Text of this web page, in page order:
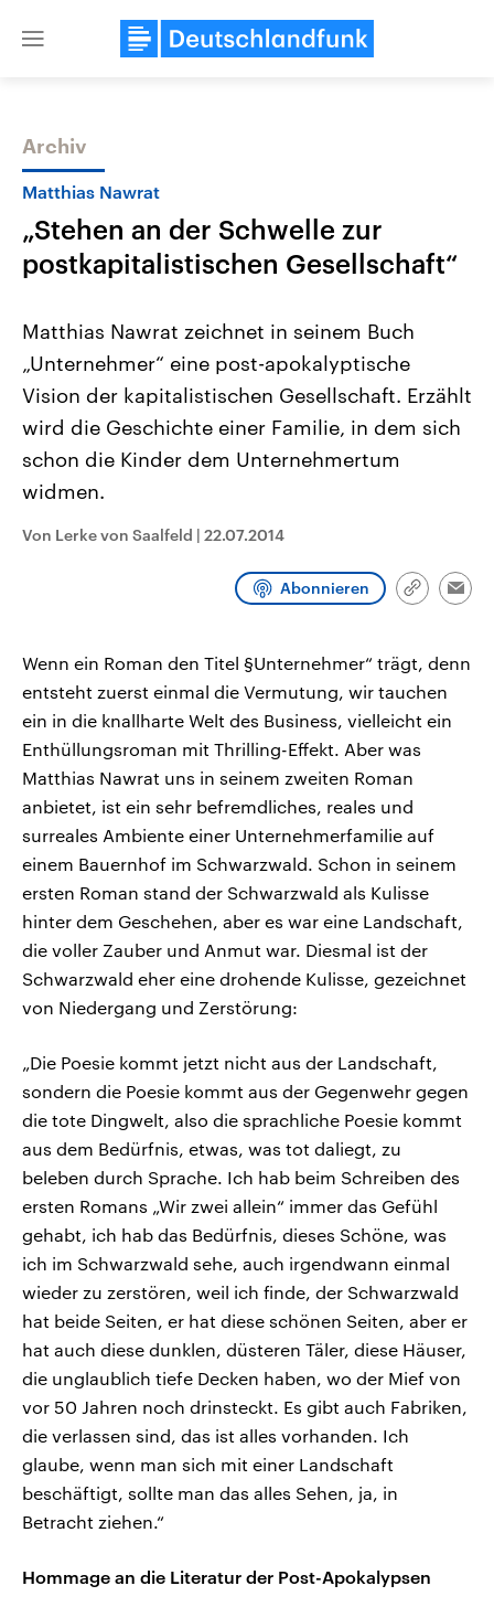
Close
Themen
USA
Aktuelle Beiträge, Analysen und
Hintergründe
Wirtschaftlich und militärisch
gehören die Vereinigten Staaten zu
den mächtigsten Ländern der Erde,
mit großem Einfluss auf das
Nahostkonflikt
Aktuelle Lage und
Der Überfall der
Terrororganisation Hamas
Oktober 2023 auf Israel
Region wieder die Gewalt
Archiv
Matthias Nawrat
„Stehen an der Schwelle zur
postkapitalistischen Gesellschaft“
Matthias Nawrat zeichnet in seinem Buch
„Unternehmer“ eine post-apokalyptische
Vision der kapitalistischen Gesellschaft. Erzählt
wird die Geschichte einer Familie, in dem sich
schon die Kinder dem Unternehmertum
widmen.
Von Lerke von Saalfeld | 22.07.2014
Abonnieren
Link
Wenn ein Roman den Titel §Unternehmer“ trägt, denn
entsteht zuerst einmal die Vermutung, wir tauchen
ein in die knallharte Welt des Business, vielleicht ein
Enthüllungsroman mit Thrilling-Effekt. Aber was
Matthias Nawrat uns in seinem zweiten Roman
anbietet, ist ein sehr befremdliches, reales und
surreales Ambiente einer Unternehmerfamilie auf
einem Bauernhof im Schwarzwald. Schon in seinem
ersten Roman stand der Schwarzwald als Kulisse
hinter dem Geschehen, aber es war eine Landschaft,
die voller Zauber und Anmut war. Diesmal ist der
Schwarzwald eher eine drohende Kulisse, gezeichnet
von Niedergang und Zerstörung:
„Die Poesie kommt jetzt nicht aus der Landschaft,
sondern die Poesie kommt aus der Gegenwehr gegen
die tote Dingwelt, also die sprachliche Poesie kommt
aus dem Bedürfnis, etwas, was tot daliegt, zu
beleben durch Sprache. Ich hab beim Schreiben des
ersten Romans „Wir zwei allein“ immer das Gefühl
gehabt, ich hab das Bedürfnis, dieses Schöne, was
ich im Schwarzwald sehe, auch irgendwann einmal
wieder zu zerstören, weil ich finde, der Schwarzwald
hat beide Seiten, er hat diese schönen Seiten, aber er
hat auch diese dunklen, düsteren Täler, diese Häuser,
die unglaublich tiefe Decken haben, wo der Mief von
vor 50 Jahren noch drinsteckt. Es gibt auch Fabriken,
die verlassen sind, das ist alles vorhanden. Ich
glaube, wenn man sich mit einer Landschaft
beschäftigt, sollte man das alles Sehen, ja, in
Betracht ziehen.“
Hommage an die Literatur der Post-Apokalypsen